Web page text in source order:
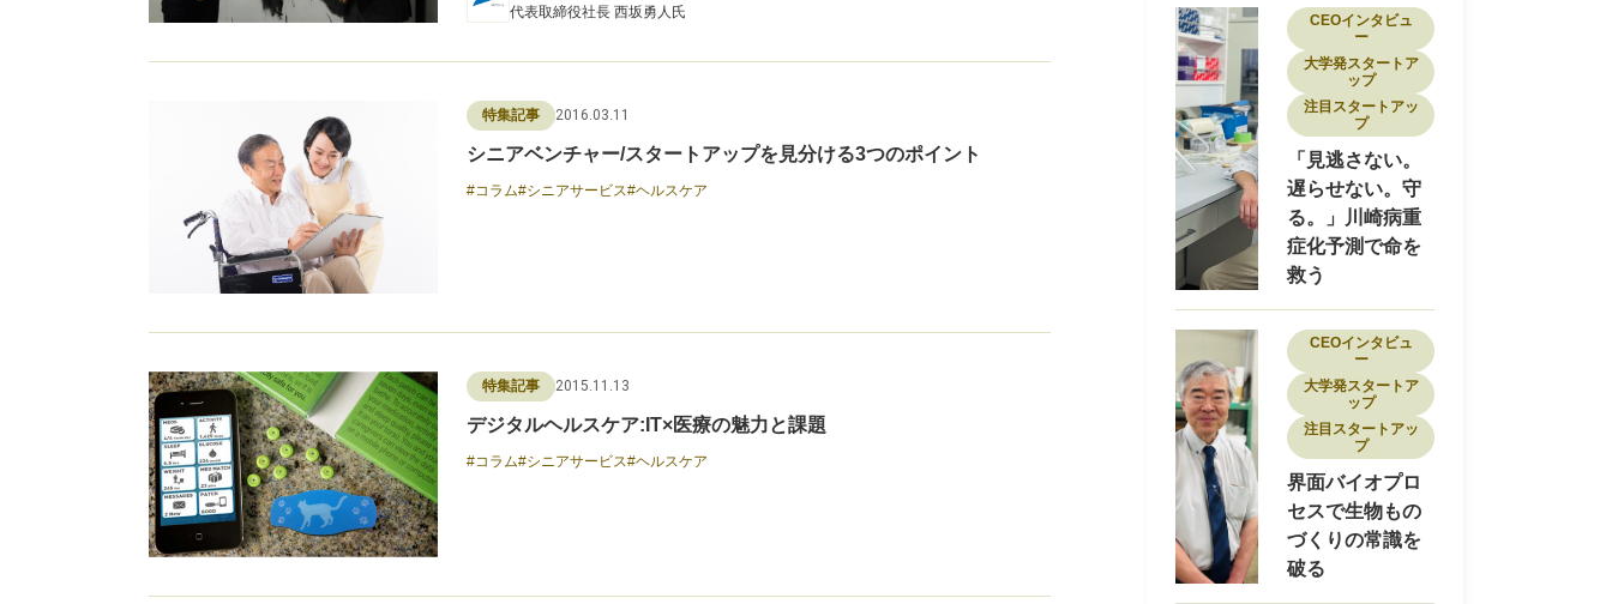
代表取締役社長 西坂勇人氏
特集記事 2016.03.11
シニアベンチャー/スタートアップを見分ける3つのポイント
コラム シニアサービス ヘルスケア
特集記事 2015.11.13
デジタルヘルスケア:IT×医療の魅力と課題
コラム シニアサービス ヘルスケア
CEOインタビュ
ー
大学発スタートア
ップ
注目スタートアッ
プ
「見逃さない。
遅らせない。守
る。」川崎病重
症化予測で命を
救う
CEOインタビュ
ー
大学発スタートア
ップ
注目スタートアッ
プ
界面バイオプロ
セスで生物もの
づくりの常識を
破る